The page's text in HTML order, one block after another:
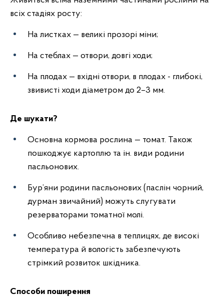
всіх стадіях росту:
На листках — великі прозорі міни;
На стеблах — отвори, довгі ходи;
На плодах — вхідні отвори, в плодах - глибокі,
звивисті ходи діаметром до 2–3 мм.
Де шукати?
Основна кормова рослина — томат. Також
пошкоджує картоплю та ін. види родини
пасльонових.
Бур’яни родини пасльонових (паслін чорний,
дурман звичайний) можуть слугувати
резерваторами томатної молі.
Особливо небезпечна в теплицях, де високі
температура й вологість забезпечують
стрімкий розвиток шкідника.
Способи поширення